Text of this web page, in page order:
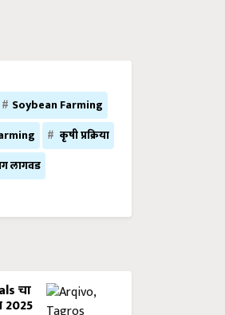
Soybean Farming
कृषी प्रक्रिया
लागवड
चा
2025